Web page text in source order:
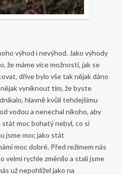
výhod i nevýhod. Jako výhody
že máme více možností, jak se
dříve bylo vše tak nějak dáno
vyniknout tím, že byste
hlavně kvůli tehdejšímu
vodou a nenechal nikoho, aby
moc bohatý nebyl, co si
jsme moc jako stát
moc dobré. Před režimem nás
velmi rychle změnilo a stali jsme
už nepohlížel jako na